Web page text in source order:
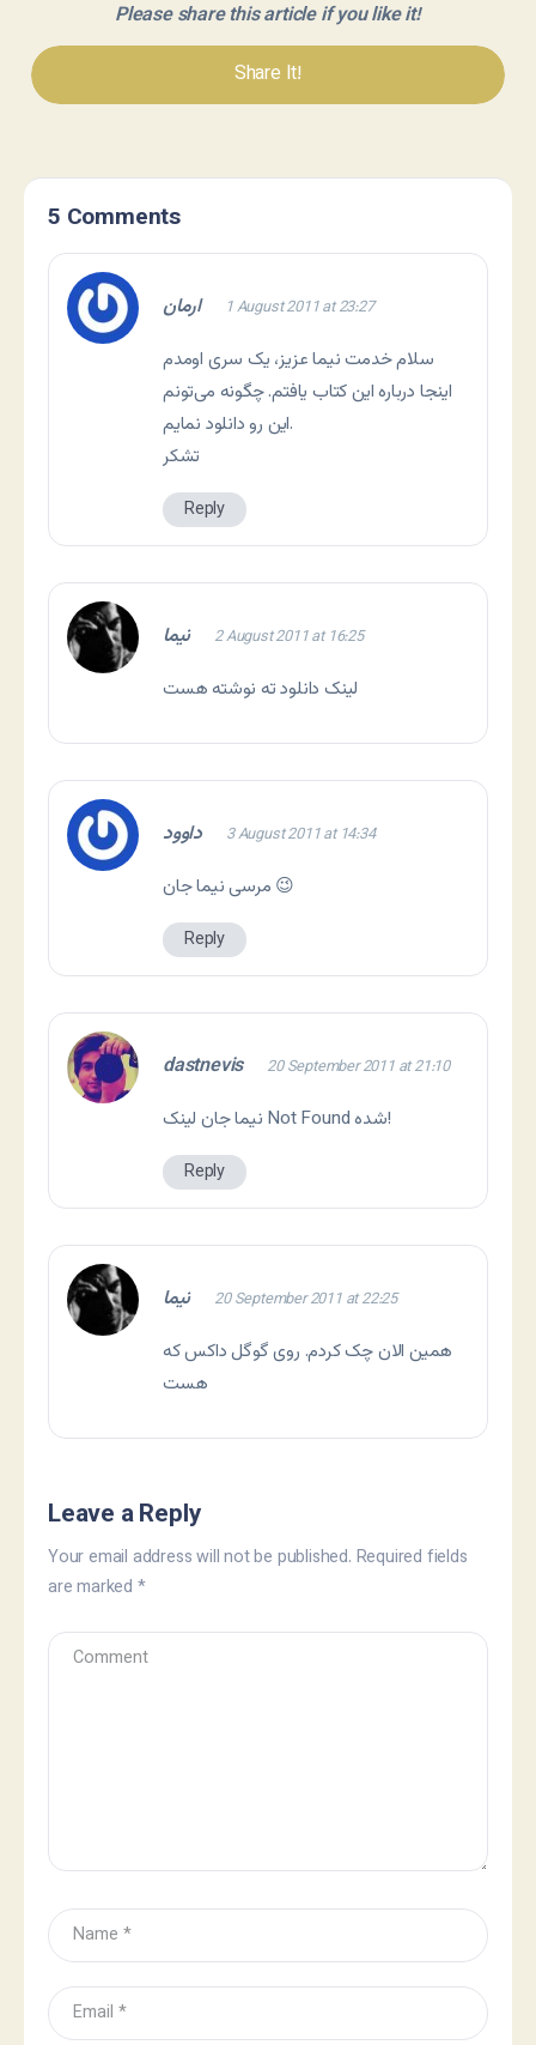
Please share this article if you like it!
Share It!
5 Comments
ارمان 1 August 2011 at 23:27
سلام خدمت نیما عزیز، یک سری اومدم
اینجا درباره این کتاب یافتم. چگونه می‌تونم
این رو دانلود نمایم.
تشکر
Reply
نیما 2 August 2011 at 16:25
لینک دانلود ته نوشته هست
داوود 3 August 2011 at 14:34
مرسی نیما جان 😉
Reply
dastnevis 20 September 2011 at 21:10
نیما جان لینک Not Found شده!
Reply
نیما 20 September 2011 at 22:25
همین الان چک کردم. روی گوگل داکس که
هست
Leave a Reply
Your email address will not be published. Required fields
are marked *